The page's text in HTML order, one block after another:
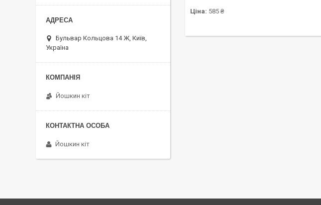
Ціна: 585 ₴
Бульвар Кольцова 14 Ж, Київ,
Україна
Йошкин кіт
Йошкин кіт